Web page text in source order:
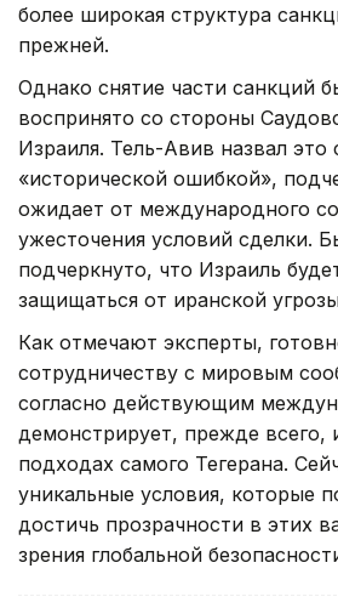
более широкая структура
прежней.
Однако снятие части санкций
воспринято со стороны
Израиля. Тель-Авив назвал это
«исторической ошибкой»,
ожидает от международного
ужесточения условий сделки.
подчеркнуто, что Израиль
защищаться от иранской
Как отмечают эксперты,
сотрудничеству с мировым
согласно действующим
демонстрирует, прежде всего,
подходах самого Тегерана.
уникальные условия, которые
достичь прозрачности в этих
зрения глобальной